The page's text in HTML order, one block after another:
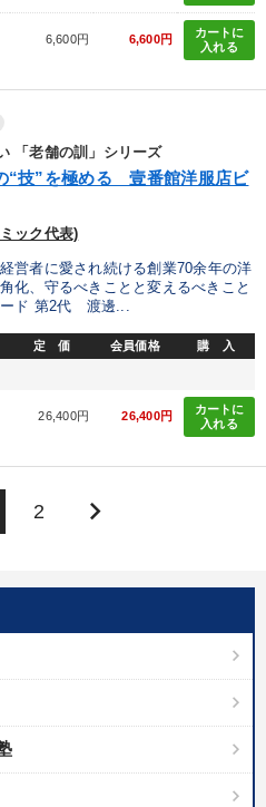
6,600円 6,600円
カートに
入れる
「老舗の訓」シリーズ
“技”を極める 壹番館洋服店ビ
ック代表)
営者に愛され続ける創業70余年の洋
化、守るべきことと変えるべきこと
ード 第2代 渡邊...
定 価 会員価格 購 入
26,400円 26,400円
カートに
入れる
2 keyboard_arrow_right